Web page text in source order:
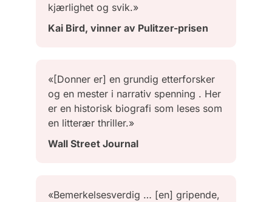
kjærlighet og svik.»
Kai Bird, vinner av Pulitzer-prisen
«[Donner er] en grundig etterforsker
og en mester i narrativ spenning . Her
er en historisk biografi som leses som
en litterær thriller.»
Wall Street Journal
«Bemerkelsesverdig … [en] gripende,